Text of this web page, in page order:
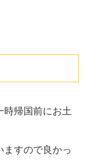
時帰国前にお土
ますので良かっ